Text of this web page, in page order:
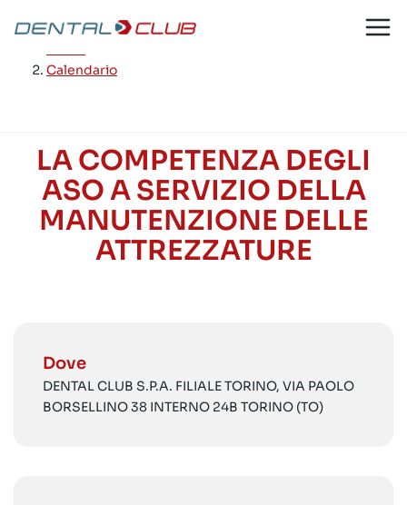
contenuto
Calendario
LA COMPETENZA DEGLI
ASO A SERVIZIO DELLA
MANUTENZIONE DELLE
ATTREZZATURE
Dove
DENTAL CLUB S.P.A. FILIALE TORINO, VIA PAOLO
BORSELLINO 38 INTERNO 24B TORINO (TO)